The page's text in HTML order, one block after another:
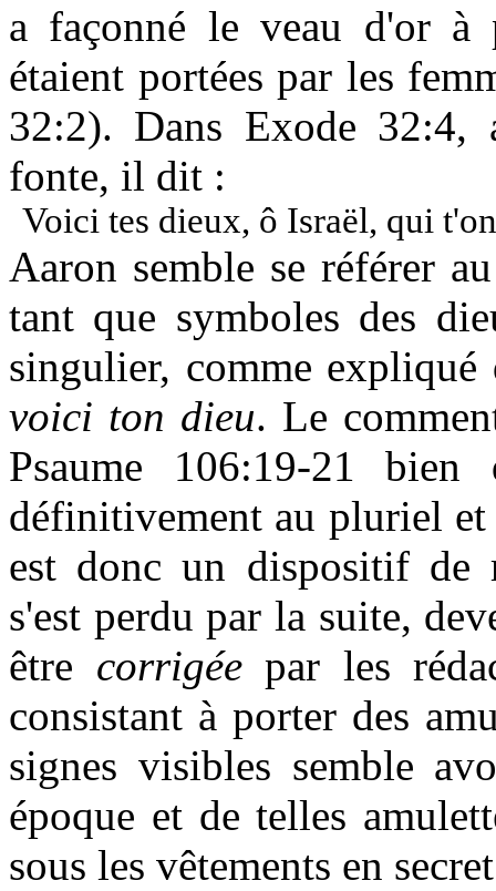
a façonné le veau d'or à
étaient portées par les
32:2). Dans Exode 32:4,
fonte, il dit :
Voici tes dieux, ô Israël, qui
Aaron semble se référer
tant que symboles des
singulier, comme expliqué
voici ton dieu. Le
Psaume 106:19-21
définitivement au pluriel et
est donc un dispositif de
s'est perdu par la suite,
être corrigéepar les
consistant à porter des
signes visibles semble
époque et de telles
sous les vêtements en